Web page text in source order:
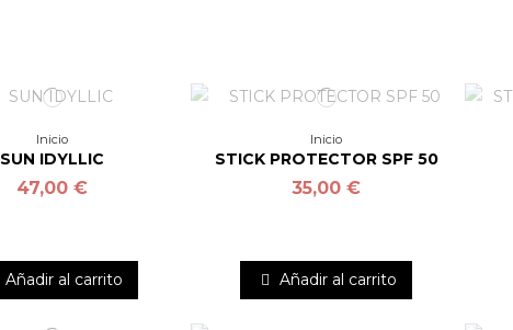
Inicio
SUN IDYLLIC
47,00 €
Añadir al carrito
Inicio
STICK PROTECTOR SPF 50
35,00 €
Añadir al carrito